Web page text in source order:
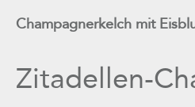
Champagnerkelch mit
Zitadellen-